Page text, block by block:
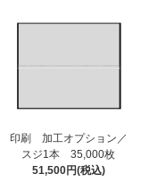
印刷 加工オプション／
スジ1本 35,000枚
51,500円(税込)